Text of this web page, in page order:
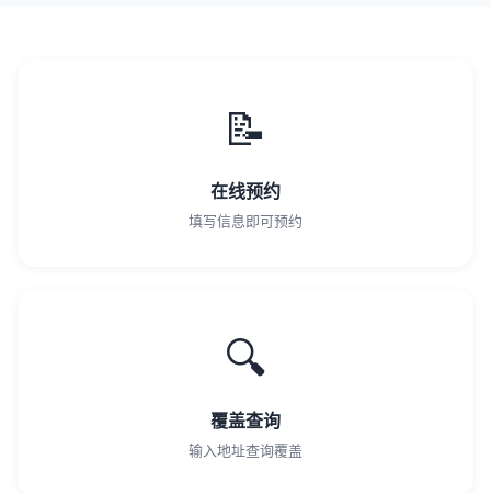
📝
在线预约
填写信息即可预约
🔍
覆盖查询
输入地址查询覆盖